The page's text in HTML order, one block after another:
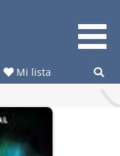
Mi lista